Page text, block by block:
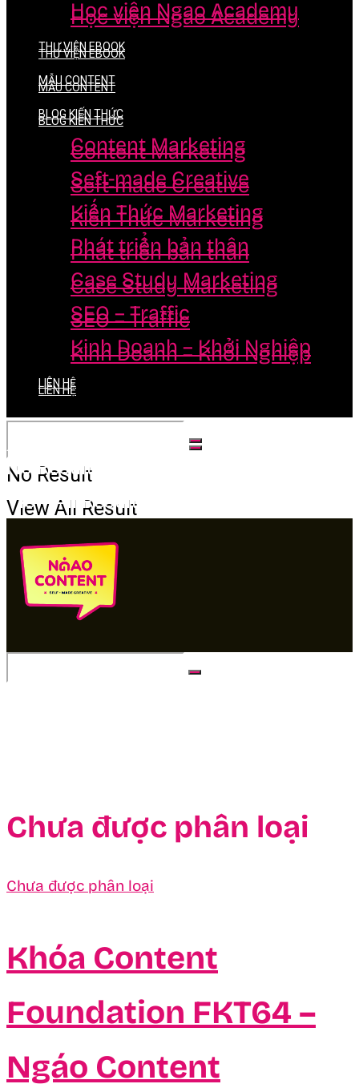
Học viện Ngao Academy
THƯ VIỆN EBOOK
MẪU CONTENT
BLOG KIẾN THỨC
Content Marketing
Seft-made Creative
Kiến Thức Marketing
Phát triển bản thân
Case Study Marketing
SEO – Traffic
Kinh Doanh – Khởi Nghiệp
LIÊN HỆ
No Result
View All Result
Học viện Ngao Academy
THƯ VIỆN EBOOK
MẪU CONTENT
BLOG KIẾN THỨC
Content Marketing
Seft-made Creative
Kiến Thức Marketing
Phát triển bản thân
Case Study Marketing
SEO – Traffic
Kinh Doanh – Khởi Nghiệp
LIÊN HỆ
No Result
View All Result
Chưa được phân loại
Chưa được phân loại
Khóa Content
Foundation FKT64 –
Ngáo Content